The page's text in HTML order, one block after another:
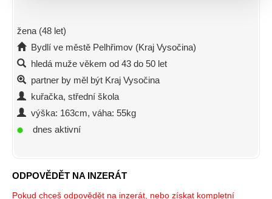
žena (48 let)
Bydlí ve městě Pelhřimov (Kraj Vysočina)
hledá muže věkem od 43 do 50 let
partner by měl být Kraj Vysočina
kuřačka, střední škola
výška: 163cm, váha: 55kg
dnes aktivní
ODPOVĚDĚT NA INZERÁT
Pokud chceš odpovědět na inzerát, nebo získat kompletní